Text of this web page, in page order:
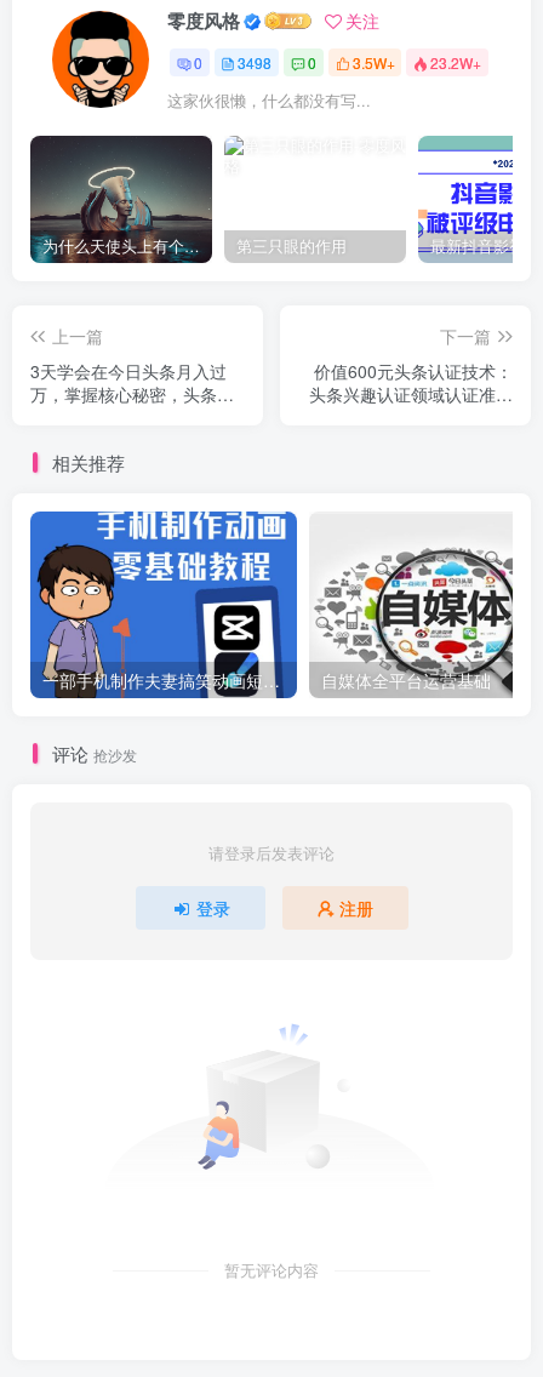
零度风格 关注
0 3498 0 3.5W+ 23.2W+
这家伙很懒，什么都没有写...
为什么天使头上有个圈？ 第三只眼的作用
上一篇
3天学会在今日头条月入过
万，掌握核心秘密，头条大V
下一篇
价值600元头条认证技术：
头条兴趣认证领域认证准备
相关推荐
一部手机制作夫妻搞笑动画短视频教程，零基础也能快速上手 自媒体全平台运营基础
评论 抢沙发
请登录后发表评论
登录 注册
暂无评论内容